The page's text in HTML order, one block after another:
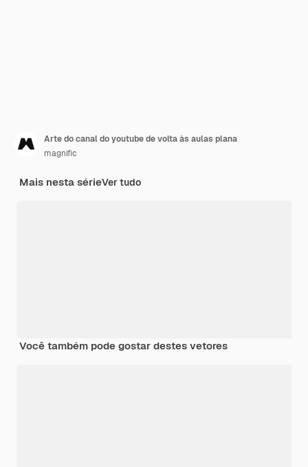
Arte do canal do youtube de volta às aulas plana
magnific
Mais nesta sérieVer tudo
Você também pode gostar destes vetores